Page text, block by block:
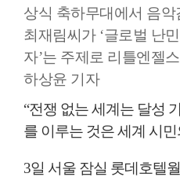
상식 축하무대에서 음
최재림씨가 ‘글로벌 난
자’는 주제로 리틀엔젤
하상윤 기자
“전쟁 없는 세계는 달성
를 이루는 것은 세계 시
3일 서울 잠실 롯데호텔